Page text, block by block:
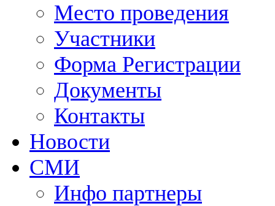
Место проведения
Участники
Форма Регистрации
Документы
Контакты
Новости
СМИ
Инфо партнеры